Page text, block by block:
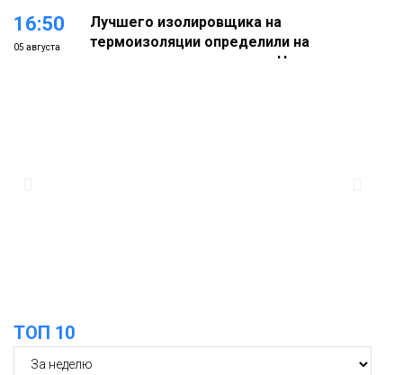
16:50
05 августа
Лучшего изолировщика на
термоизоляции определили на
ремонтном предприятии «Норникеля»
ТОП 10